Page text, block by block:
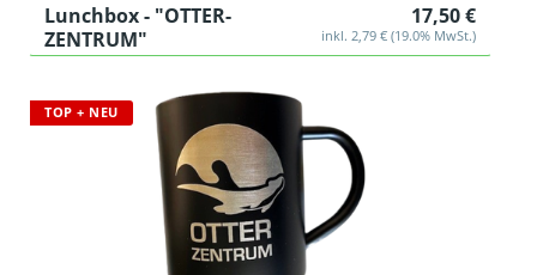
Lunchbox - "OTTER-
ZENTRUM"
17,50 €
inkl. 2,79 € (19.0% MwSt.)
TOP + NEU